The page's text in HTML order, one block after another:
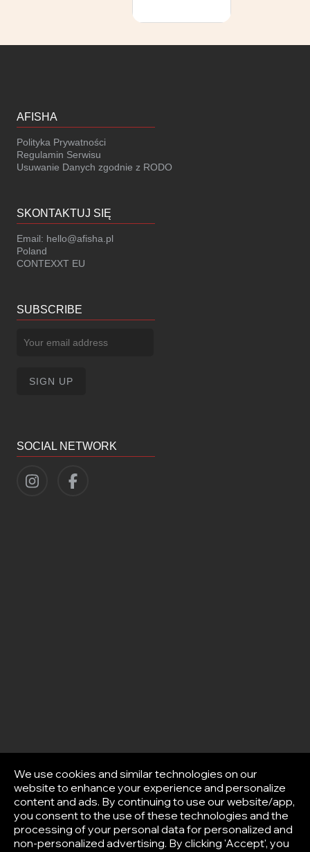
AFISHA
Polityka Prywatności
Regulamin Serwisu
Usuwanie Danych zgodnie z RODO
SKONTAKTUJ SIĘ
Email: hello@afisha.pl
Poland
CONTEXXT EU
SUBSCRIBE
SOCIAL NETWORK
We use cookies and similar technologies on our
website to enhance your experience and personalize
content and ads. By continuing to use our website/app,
you consent to the use of these technologies and the
processing of your personal data for personalized and
non-personalized advertising. By clicking 'Accept', you